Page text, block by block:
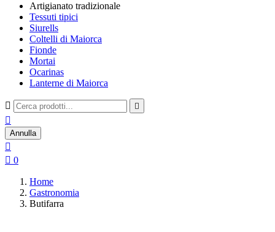
Artigianato tradizionale
Tessuti tipici
Siurells
Coltelli di Maiorca
Fionde
Mortai
Ocarinas
Lanterne di Maiorca
 

Annulla

 0
Home
Gastronomia
Butifarra